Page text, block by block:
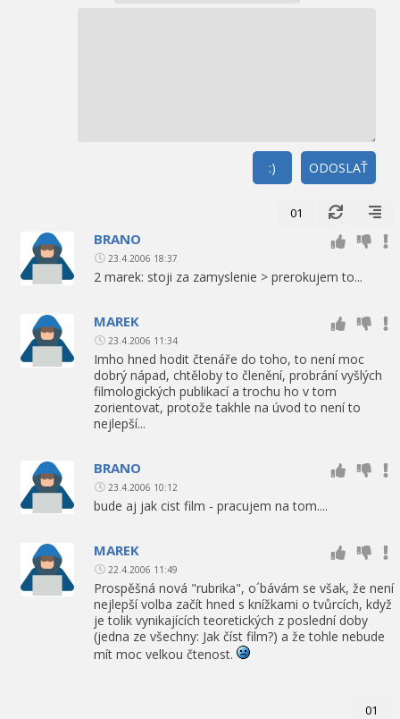
ODOSLAŤ
:)
01
BRANO
23.4.2006 18:37
2 marek: stoji za zamyslenie > prerokujem to...
MAREK
23.4.2006 11:34
Imho hned hodit čtenáře do toho, to není moc
dobrý nápad, chtěloby to členění, probrání vyšlých
filmologických publikací a trochu ho v tom
zorientovat, protože takhle na úvod to není to
nejlepší...
BRANO
23.4.2006 10:12
bude aj jak cist film - pracujem na tom....
MAREK
22.4.2006 11:49
Prospěšná nová "rubrika", o´bávám se však, že není
nejlepší volba začít hned s knížkami o tvůrcích, když
je tolik vynikajících teoretických z poslední doby
(jedna ze všechny: Jak číst film?) a že tohle nebude
mít moc velkou čtenost.
01